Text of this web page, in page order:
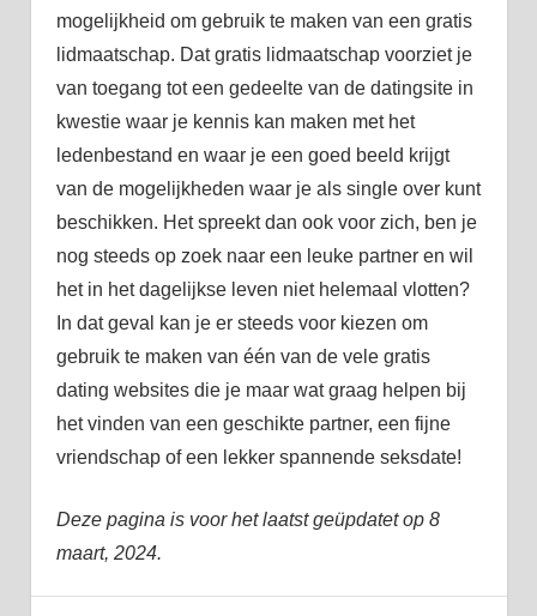
mogelijkheid om gebruik te maken van een gratis
lidmaatschap. Dat gratis lidmaatschap voorziet je
van toegang tot een gedeelte van de datingsite in
kwestie waar je kennis kan maken met het
ledenbestand en waar je een goed beeld krijgt
van de mogelijkheden waar je als single over kunt
beschikken. Het spreekt dan ook voor zich, ben je
nog steeds op zoek naar een leuke partner en wil
het in het dagelijkse leven niet helemaal vlotten?
In dat geval kan je er steeds voor kiezen om
gebruik te maken van één van de vele gratis
dating websites die je maar wat graag helpen bij
het vinden van een geschikte partner, een fijne
vriendschap of een lekker spannende seksdate!
Deze pagina is voor het laatst geüpdatet op 8
maart, 2024.